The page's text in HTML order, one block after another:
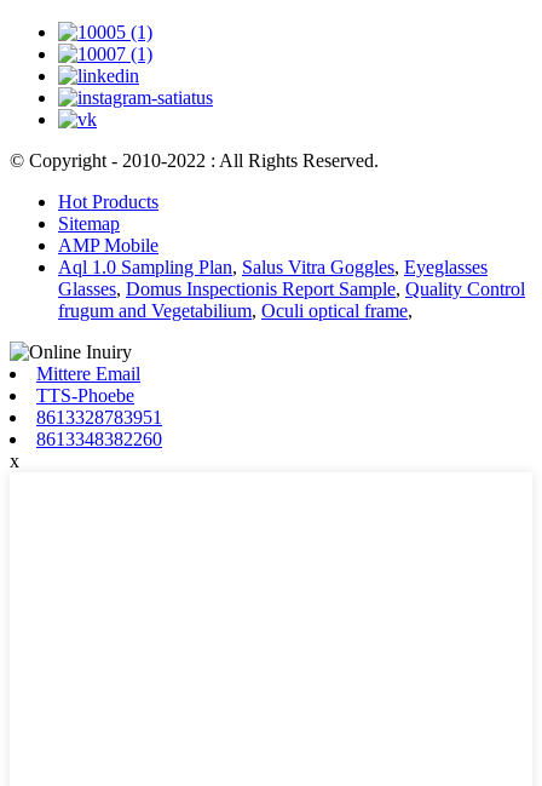
© Copyright - 2010-2022 : All Rights Reserved.
Hot Products
Sitemap
AMP Mobile
Aql 1.0 Sampling Plan, Salus Vitra Goggles, Eyeglasses
Glasses, Domus Inspectionis Report Sample, Quality Control
frugum and Vegetabilium, Oculi optical frame,
Mittere Email
TTS-Phoebe
8613328783951
8613348382260
x